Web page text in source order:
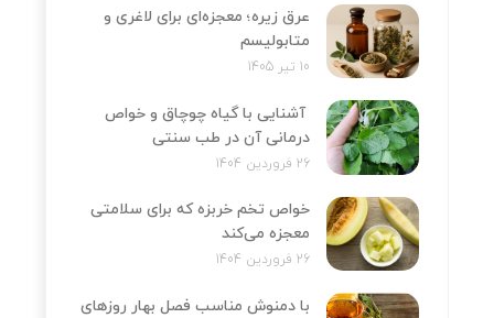
عرق زیره؛ معجزه‌ای برای لاغری و
متابولیسم
10 تیر 1405
آشنایی با گیاه چوچاق و خواص
درمانی آن در طب سنتی
26 فروردین 1404
خواص تخم خربزه که برای سلامتی
معجزه می‌کند
26 فروردین 1404
با دمنوش مناسب فصل بهار روزهای